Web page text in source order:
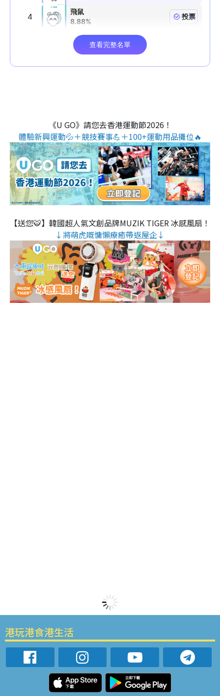
《U GO》請您去香港運動節2026！
體驗新興運動💦＋競技賽事💪＋100+運動用品攤位🔥
【送您🐯】韓國超人氣文創品牌MUZIK TIGER 冰感風扇！
↓將萌虎嘅慵懶療癒帶返屋企↓
港玩港食港生活